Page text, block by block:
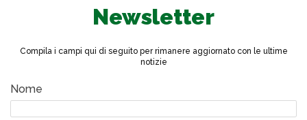
Newsletter
Compila i campi qui di seguito per rimanere aggiornato con le ultime
notizie
Nome